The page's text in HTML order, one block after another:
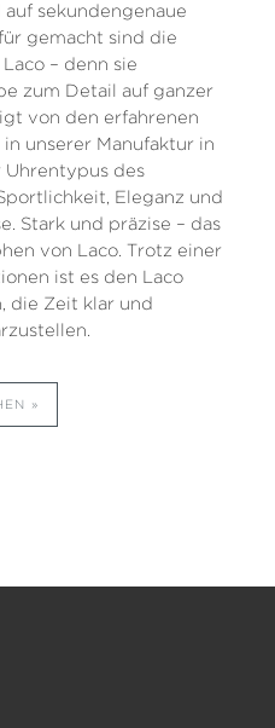
sekundengenaue
gemacht sind die
– denn sie
zum Detail auf ganzer
von den erfahrenen
unserer Manufaktur in
Uhrentypus des
Eleganz und
Stark und präzise – das
von Laco. Trotz einer
ist es den Laco
die Zeit klar und